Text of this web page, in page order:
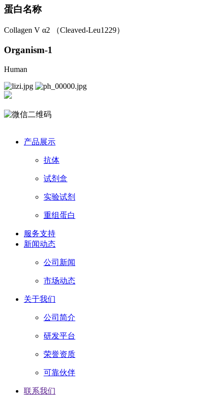
蛋白名称
Collagen V α2 （Cleaved-Leu1229）
Organism-1
Human
产品展示
抗体
试剂盒
实验试剂
重组蛋白
服务支持
新闻动态
公司新闻
市场动态
关于我们
公司简介
研发平台
荣誉资质
可靠伙伴
联系我们